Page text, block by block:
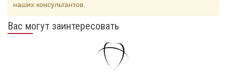
наших консультантов.
Вас могут заинтересовать